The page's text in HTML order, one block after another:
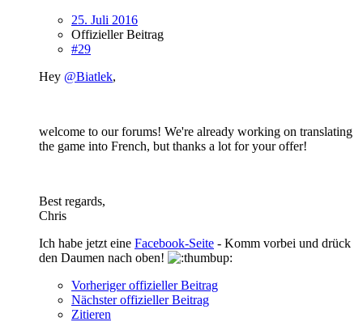
25. Juli 2016
Offizieller Beitrag
#29
Hey @Biatlek,
welcome to our forums! We're already working on translating
the game into French, but thanks a lot for your offer!
Best regards,
Chris
Ich habe jetzt eine Facebook-Seite - Komm vorbei und drück
den Daumen nach oben!
Vorheriger offizieller Beitrag
Nächster offizieller Beitrag
Zitieren